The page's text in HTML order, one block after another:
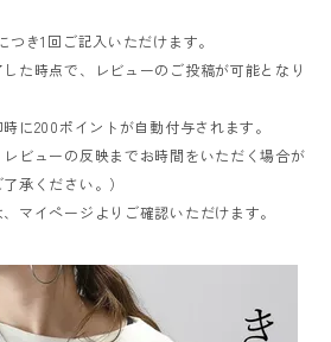
ラムについて
き1回ご記入いただけます。
た時点で、レビューのご投稿が可能となり
に200ポイントが自動付与されます。
レビューの反映までお時間をいただく場合が
承ください。）
マイページよりご確認いただけます。